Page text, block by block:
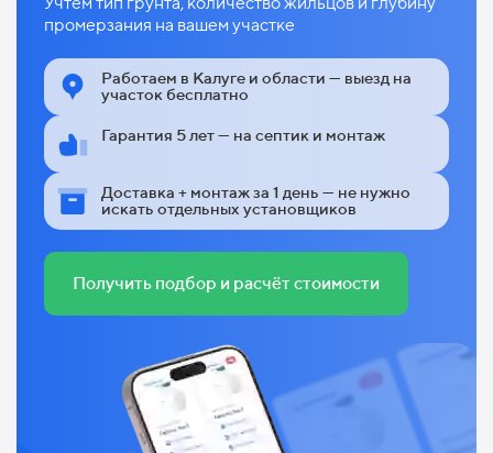
промерзания на вашем участке
Работаем в Калуге и области — выезд на
участок бесплатно
Гарантия 5 лет — на септик и монтаж
Доставка + монтаж за 1 день — не нужно
искать отдельных установщиков
Получить подбор и расчёт стоимости